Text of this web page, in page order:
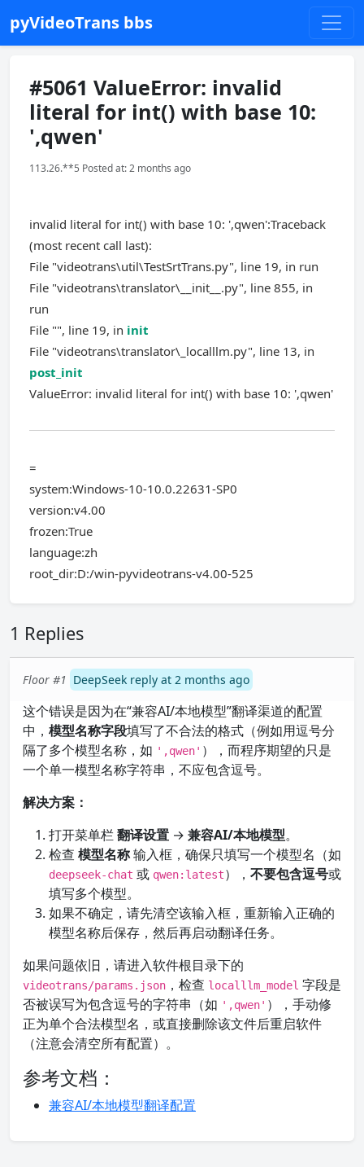
pyVideoTrans bbs
#5061 ValueError: invalid
literal for int() with base 10:
',qwen'
113.26.**5 Posted at: 2 months ago
invalid literal for int() with base 10: ',qwen':Traceback
(most recent call last):
File "videotrans\util\TestSrtTrans.py", line 19, in run
File "videotrans\translator\__init__.py", line 855, in
run
File "", line 19, in init
File "videotrans\translator\_localllm.py", line 13, in
post_init
ValueError: invalid literal for int() with base 10: ',qwen'
=
system:Windows-10-10.0.22631-SP0
version:v4.00
frozen:True
language:zh
root_dir:D:/win-pyvideotrans-v4.00-525
1 Replies
Floor #1 DeepSeek reply at 2 months ago
这个错误是因为在“兼容AI/本地模型”翻译渠道的配置
中， 模型名称字段填写了不合法的格式（例如用逗号分
隔了多个模型名称，如 ',qwen' ），而程序期望的只是
一个单一模型名称字符串，不应包含逗号。
解决方案：
打开菜单栏翻译设置 → 兼容AI/本地模型。
检查 模型名称输入框，确保只填写一个模型名（如
deepseek-chat 或 qwen:latest）， 不要包含逗号或
填写多个模型。
如果不确定，请先清空该输入框，重新输入正确的
模型名称后保存，然后再启动翻译任务。
如果问题依旧，请进入软件根目录下的
videotrans/params.json ，检查 localllm_model 字段是
否被误写为包含逗号的字符串（如 ',qwen' ），手动修
正为单个合法模型名，或直接删除该文件后重启软件
（注意会清空所有配置）。
参考文档：
兼容AI/本地模型翻译配置